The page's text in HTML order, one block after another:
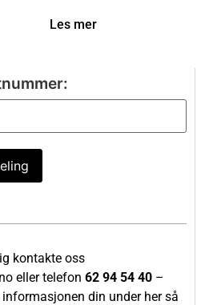
kontakte oss
eller telefon 62 94 54 40 –
din under her så
Les mer